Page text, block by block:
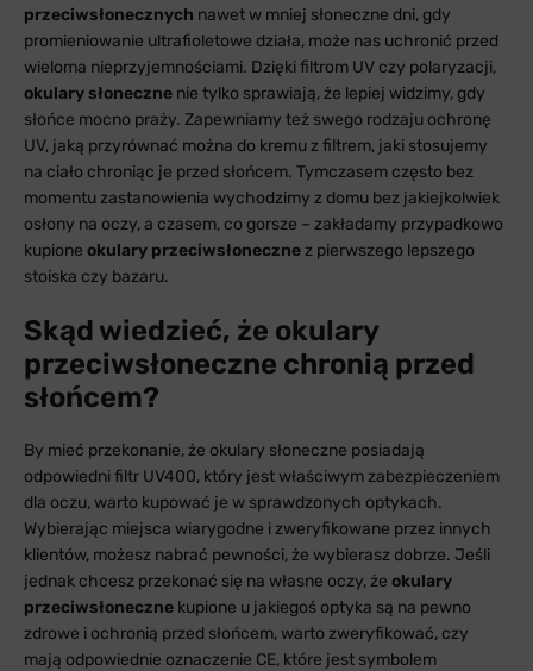
przeciwsłonecznych nawet w mniej słoneczne dni, gdy
promieniowanie ultrafioletowe działa, może nas uchronić przed
wieloma nieprzyjemnościami. Dzięki filtrom UV czy polaryzacji,
okulary słoneczne nie tylko sprawiają, że lepiej widzimy, gdy
słońce mocno praży. Zapewniamy też swego rodzaju ochronę
UV, jaką przyrównać można do kremu z filtrem, jaki stosujemy
na ciało chroniąc je przed słońcem. Tymczasem często bez
momentu zastanowienia wychodzimy z domu bez jakiejkolwiek
osłony na oczy, a czasem, co gorsze – zakładamy przypadkowo
kupione okulary przeciwsłonecznez pierwszego lepszego
stoiska czy bazaru.
Skąd wiedzieć, że okulary
przeciwsłoneczne chronią przed
słońcem?
By mieć przekonanie, że okulary słoneczne posiadają
odpowiedni filtr UV400, który jest właściwym zabezpieczeniem
dla oczu, warto kupować je w sprawdzonych optykach.
Wybierając miejsca wiarygodne i zweryfikowane przez innych
klientów, możesz nabrać pewności, że wybierasz dobrze. Jeśli
jednak chcesz przekonać się na własne oczy, że okulary
przeciwsłoneczne kupione u jakiegoś optyka są na pewno
zdrowe i ochronią przed słońcem, warto zweryfikować, czy
mają odpowiednie oznaczenie CE, które jest symbolem